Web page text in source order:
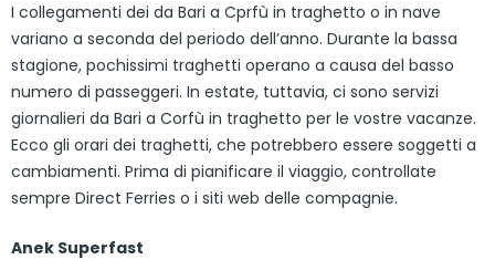
I collegamenti dei da Bari a Cprfù in traghetto o in nave
variano a seconda del periodo dell’anno. Durante la bassa
stagione, pochissimi traghetti operano a causa del basso
numero di passeggeri. In estate, tuttavia, ci sono servizi
giornalieri da Bari a Corfù in traghetto per le vostre vacanze.
Ecco gli orari dei traghetti, che potrebbero essere soggetti a
cambiamenti. Prima di pianificare il viaggio, controllate
sempre Direct Ferries o i siti web delle compagnie.
Anek Superfast